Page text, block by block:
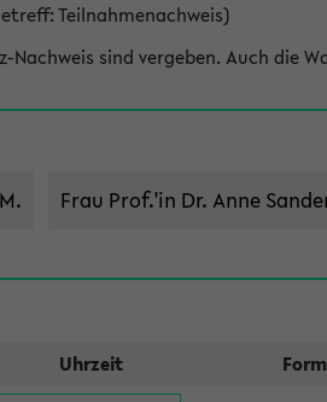
Teilnahmenachweis)
Nachweis sind vergeben. Auch die
Frau Prof.'in Dr. Anne
Uhrzeit